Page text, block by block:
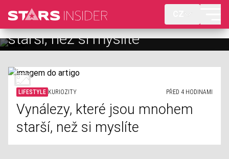
Vynálezy, které jsou mnohem
starší, než si myslíte
Věci, které byste nikdy neměli
říkat těhotným
LIFESTYLE KURIOZITY PŘED 4 HODINAMI
Vynálezy, které jsou mnohem
starší, než si myslíte